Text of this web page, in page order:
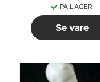
PÅ LAGER
Se vare